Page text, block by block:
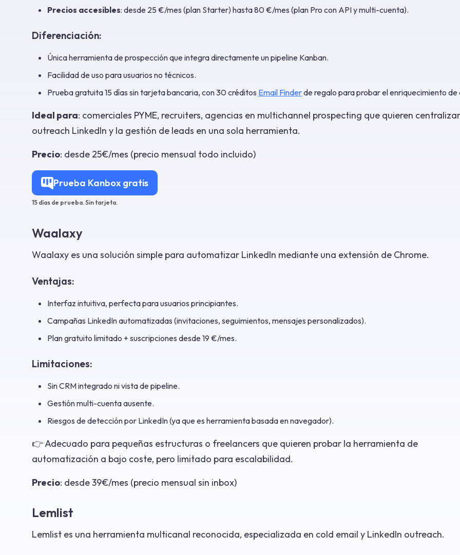
Precios accesibles: desde 25 €/mes (plan Starter) hasta 80 €/mes (plan Pro con API y multi-cuenta).
Diferenciación:
Única herramienta de prospección que integra directamente un pipeline Kanban.
Facilidad de uso para usuarios no técnicos.
Prueba gratuita 15 días sin tarjeta bancaria, con 30 créditos Email Finderde regalo para probar el enriquecimiento de
Ideal para: comerciales PYME, recruiters, agencias en multichannel prospecting que quieren
outreach LinkedIn y la gestión de leads en una sola herramienta.
Precio: desde 25€/mes (precio mensual todo incluido)
Prueba Kanbox gratis
15 días de prueba. Sin tarjeta.
Waalaxy
Waalaxy es una solución simple para automatizar LinkedIn mediante una extensión de Chrome.
Ventajas:
Interfaz intuitiva, perfecta para usuarios principiantes.
Campañas LinkedIn automatizadas (invitaciones, seguimientos, mensajes personalizados).
Plan gratuito limitado + suscripciones desde 19 €/mes.
Limitaciones:
Sin CRM integrado ni vista de pipeline.
Gestión multi-cuenta ausente.
Riesgos de detección por LinkedIn (ya que es herramienta basada en navegador).
👉 Adecuado para pequeñas estructuras o freelancers que quieren probar la herramienta de
automatización a bajo coste, pero limitado para escalabilidad.
Precio: desde 39€/mes (precio mensual sin inbox)
Lemlist
Lemlist es una herramienta multicanal reconocida, especializada en cold email y LinkedIn outreach.